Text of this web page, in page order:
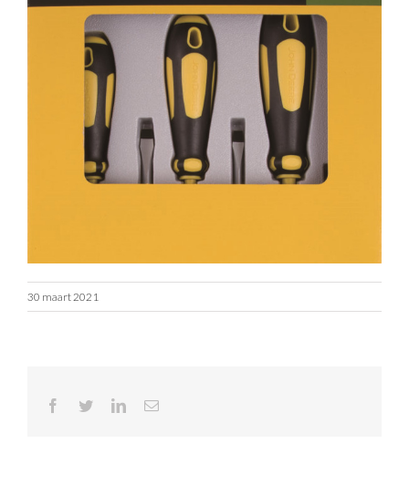
30 maart 2021
Facebook LinkedInE-